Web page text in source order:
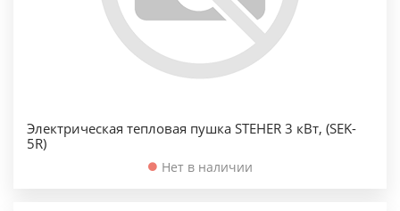
Электрическая тепловая пушка STEHER 3 кВт, (SEK-
5R)
Нет в наличии